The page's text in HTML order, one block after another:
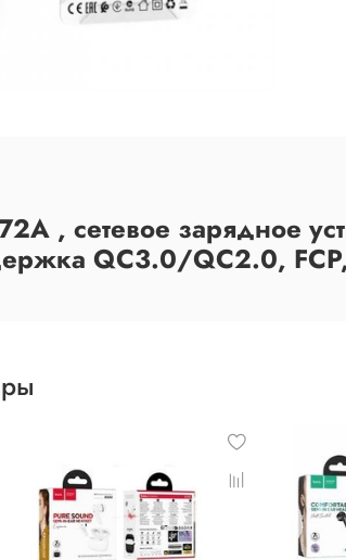
, сетевое зарядное
QC3.0/QC2.0,